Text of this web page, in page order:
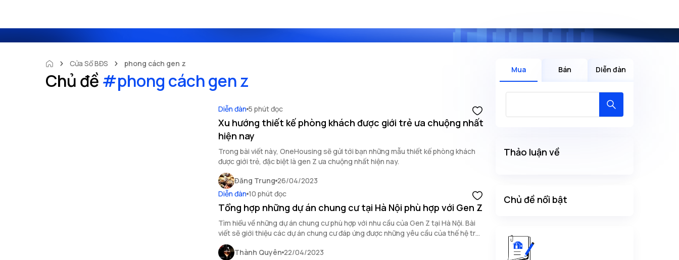
Cửa Sổ BĐS phong cách gen z
Chủ đề #phong cách gen z
Diễn đàn 5 phút đọc
Xu hướng thiết kế phòng khách được giới trẻ ưa chuộng nhất
hiện nay
Trong bài viết này, OneHousing sẽ gửi tới bạn những mẫu thiết kế phòng khách
được giới trẻ, đặc biệt là gen Z ưa chuộng nhất hiện nay.
Đăng Trung 26/04/2023
Diễn đàn 10 phút đọc
Tổng hợp những dự án chung cư tại Hà Nội phù hợp với Gen Z
Tìm hiểu về những dự án chung cư phù hợp với nhu cầu của Gen Z tại Hà Nội. Bài
viết sẽ giới thiệu các dự án chung cư đáp ứng được những yêu cầu của thế hệ trẻ
về tiện ích, vị trí, giá cả và không gian sống.
Thành Quyên 22/04/2023
Mua Bán Diễn đàn
Thảo luận về
Chủ đề nổi bật